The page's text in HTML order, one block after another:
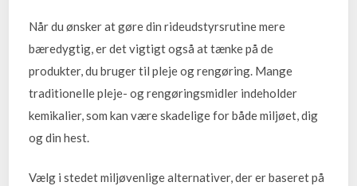
Når du ønsker at gøre din rideudstyrsrutine mere
bæredygtig, er det vigtigt også at tænke på de
produkter, du bruger til pleje og rengøring. Mange
traditionelle pleje- og rengøringsmidler indeholder
kemikalier, som kan være skadelige for både miljøet, dig
og din hest.
Vælg i stedet miljøvenlige alternativer, der er baseret på